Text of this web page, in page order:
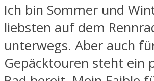
Ich bin Sommer und
liebsten auf dem
unterwegs. Aber auch
Gepäcktouren steht ein